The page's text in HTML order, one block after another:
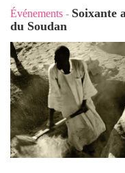
Événements - Soixante
du Soudan